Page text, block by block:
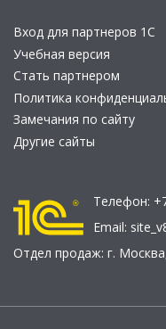
Вход для партнеров 1С
Учебная версия
Стать партнером
Политика
Замечания по сайту
Другие сайты
Телефон:
Email:
Отдел продаж: г. Москва